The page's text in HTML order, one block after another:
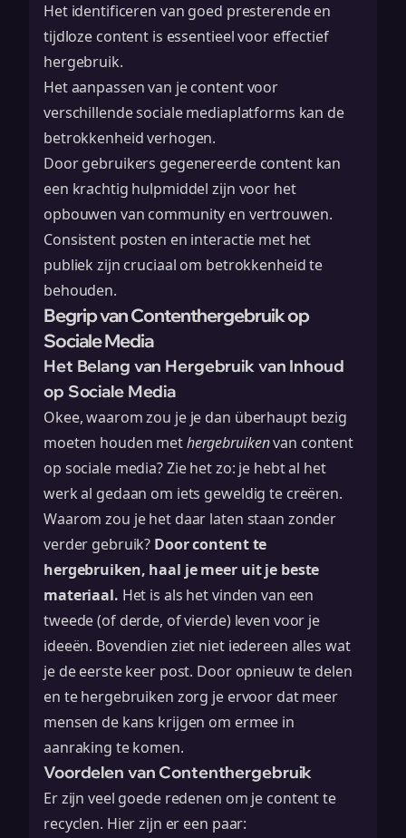
Het identificeren van goed presterende en
tijdloze content is essentieel voor effectief
hergebruik.
Het aanpassen van je content voor
verschillende sociale mediaplatforms kan de
betrokkenheid verhogen.
Door gebruikers gegenereerde content kan
een krachtig hulpmiddel zijn voor het
opbouwen van community en vertrouwen.
Consistent posten en interactie met het
publiek zijn cruciaal om betrokkenheid te
behouden.
Begrip van Contenthergebruik op
Sociale Media
Het Belang van Hergebruik van Inhoud
op Sociale Media
Okee, waarom zou je je dan überhaupt bezig
moeten houden methergebruikenvan content
op sociale media? Zie het zo: je hebt al het
werk al gedaan om iets geweldig te creëren.
Waarom zou je het daar laten staan zonder
verder gebruik? Door content te
hergebruiken, haal je meer uit je beste
materiaal. Het is als het vinden van een
tweede (of derde, of vierde) leven voor je
ideeën. Bovendien ziet niet iedereen alles wat
je de eerste keer post. Door opnieuw te delen
en te hergebruiken zorg je ervoor dat meer
mensen de kans krijgen om ermee in
aanraking te komen.
Voordelen van Contenthergebruik
Er zijn veel goede redenen om je content te
recyclen. Hier zijn er een paar: